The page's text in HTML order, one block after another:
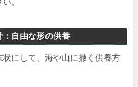
：自由な形の供養
状にして、海や山に撒く供養方